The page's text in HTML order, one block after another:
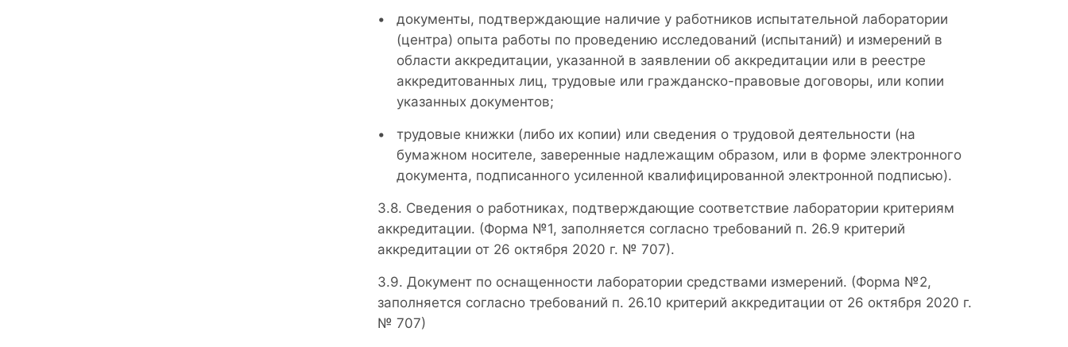
документы, подтверждающие наличие у работников испытательной лаборатории
(центра) опыта работы по проведению исследований (испытаний) и измерений в
области аккредитации, указанной в заявлении об аккредитации или в реестре
аккредитованных лиц, трудовые или гражданско-правовые договоры, или копии
указанных документов;
трудовые книжки (либо их копии) или сведения о трудовой деятельности (на
бумажном носителе, заверенные надлежащим образом, или в форме электронного
документа, подписанного усиленной квалифицированной электронной подписью).
Сведения о работниках, подтверждающие соответствие лаборатории критериям
аккредитации. (Форма №1, заполняется согласно требований п. 26.9 критерий
аккредитации от 26 октября 2020 г. № 707).
Документ по оснащенности лаборатории средствами измерений. (Форма №2,
заполняется согласно требований п. 26.10 критерий аккредитации от 26 октября 2020 г.
№ 707)